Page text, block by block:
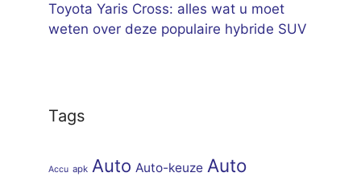
Toyota Yaris Cross: alles wat u moet
weten over deze populaire hybride SUV
Tags
Accu apk Auto Auto-keuze Auto